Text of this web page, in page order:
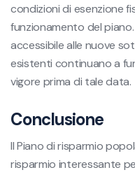
condizioni di esenzione
funzionamento del piano.
accessibile alle nuove
esistenti continuano a
vigore prima di tale data.
Conclusione
Il Piano di risparmio
risparmio interessante